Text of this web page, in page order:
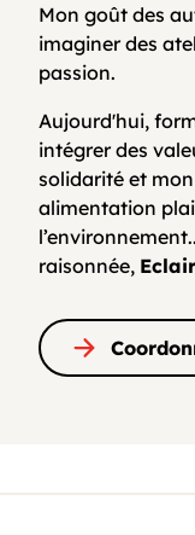
Mon goût des
imaginer des
passion.
Aujourd'hui,
intégrer des
solidarité et
alimentation
raisonnée,